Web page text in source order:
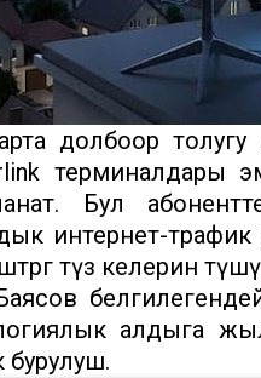
долбоор
терминалдары
Бул
интернет-
түз келерин
алдыга